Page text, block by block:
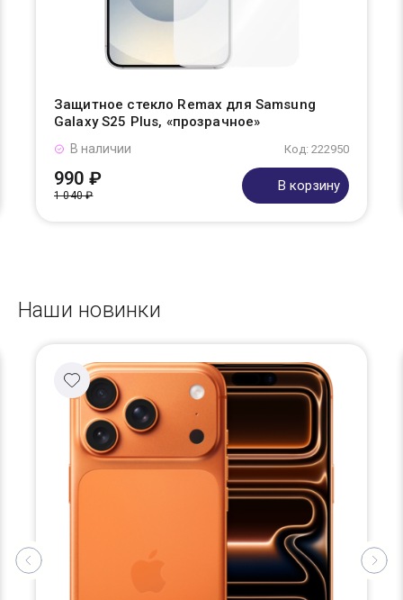
Защитное стекло Remax для Samsung
Galaxy S25 Plus, «прозрачное»
Код: 222950
В наличии
990 ₽
1 040 ₽
В корзину
Наши новинки